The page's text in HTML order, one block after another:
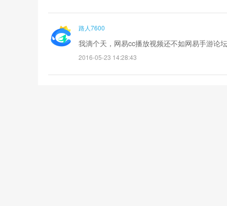
路人7600
我滴个天，网易cc播放视频还不如网易手游论
2016-05-23 14:28:43